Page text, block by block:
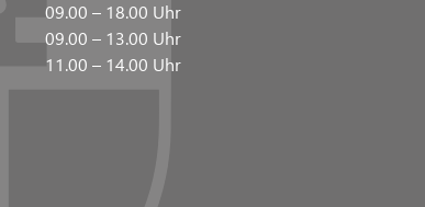
09.00 – 18.00 Uhr
09.00 – 13.00 Uhr
11.00 – 14.00 Uhr